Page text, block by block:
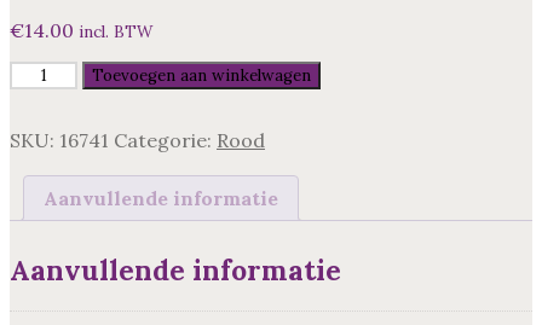
€14.00 incl. BTW
Valpolicella
Veneto,
Ital
aantal
Toevoegen aan winkelwagen
SKU: 16741 Categorie: Rood
Aanvullende informatie
Aanvullende informatie